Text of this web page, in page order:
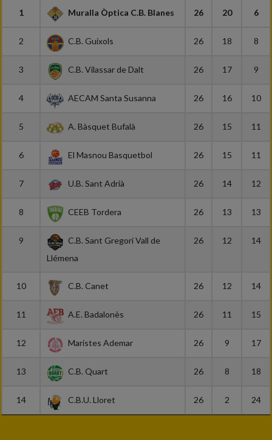
1 Muralla Òptica C.B. Blanes 26 20 6
2 C.B. Guíxols 26 18 8
3 C.B. Vilassar de Dalt 26 17 9
4 AECAM Santa Susanna 26 16 10
5 A. Bàsquet Bufalà 26 15 11
6 El Masnou Basquetbol 26 15 11
7 U.B. Sant Adrià 26 14 12
8 CEEB Tordera 26 13 13
9
C.B. Sant Gregori Vall de
Llémena
26 12 14
10 C.B. Canet 26 12 14
11 A.E. Badalonès 26 11 15
12 Maristes Ademar 26 9 17
13 C.B. Quart 26 8 18
14 C.B.U. Lloret 26 2 24